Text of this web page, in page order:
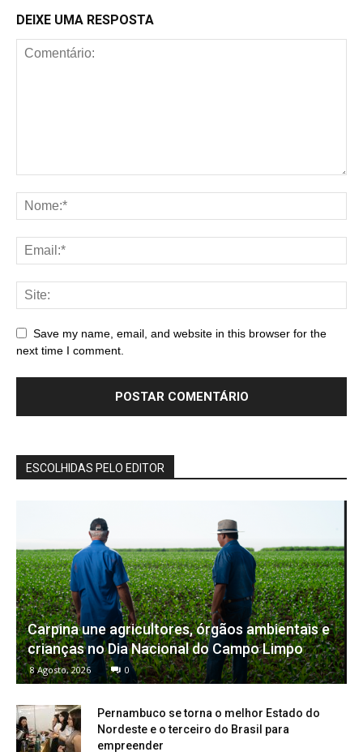
DEIXE UMA RESPOSTA
Save my name, email, and website in this browser for the
next time I comment.
ESCOLHIDAS PELO EDITOR
Carpina une agricultores, órgãos ambientais e
crianças no Dia Nacional do Campo Limpo
8 Agosto, 2026 0
Pernambuco se torna o melhor Estado do
Nordeste e o terceiro do Brasil para
empreender